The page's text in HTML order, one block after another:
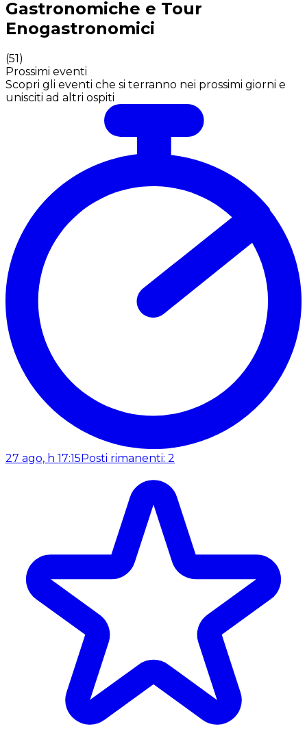
Gastronomiche e Tour
Enogastronomici
(51)
Prossimi eventi
Scopri gli eventi che si terranno nei prossimi giorni e
unisciti ad altri ospiti
27 ago, h 17:15 Posti rimanenti: 2